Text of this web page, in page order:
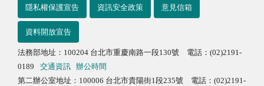
隱私權保護宣告 資訊安全政策 意見信箱
資料開放宣告
法務部地址：100204 台北市重慶南路一段130號 電話：(02)2191-
0189
交通資訊
辦公時間
第二辦公室地址：100006 台北市貴陽街1段235號 電話：(02)2191-